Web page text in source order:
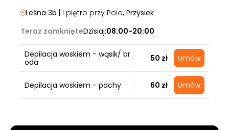
Leśna 3b | I piętro przy Polo, Przysiek
Teraz zamknięteDzisiaj:08:00-20:00
Depilacja woskiem - wąsik/ br
oda
50 zł Umów
Depilacja woskiem - pachy 60 zł Umów